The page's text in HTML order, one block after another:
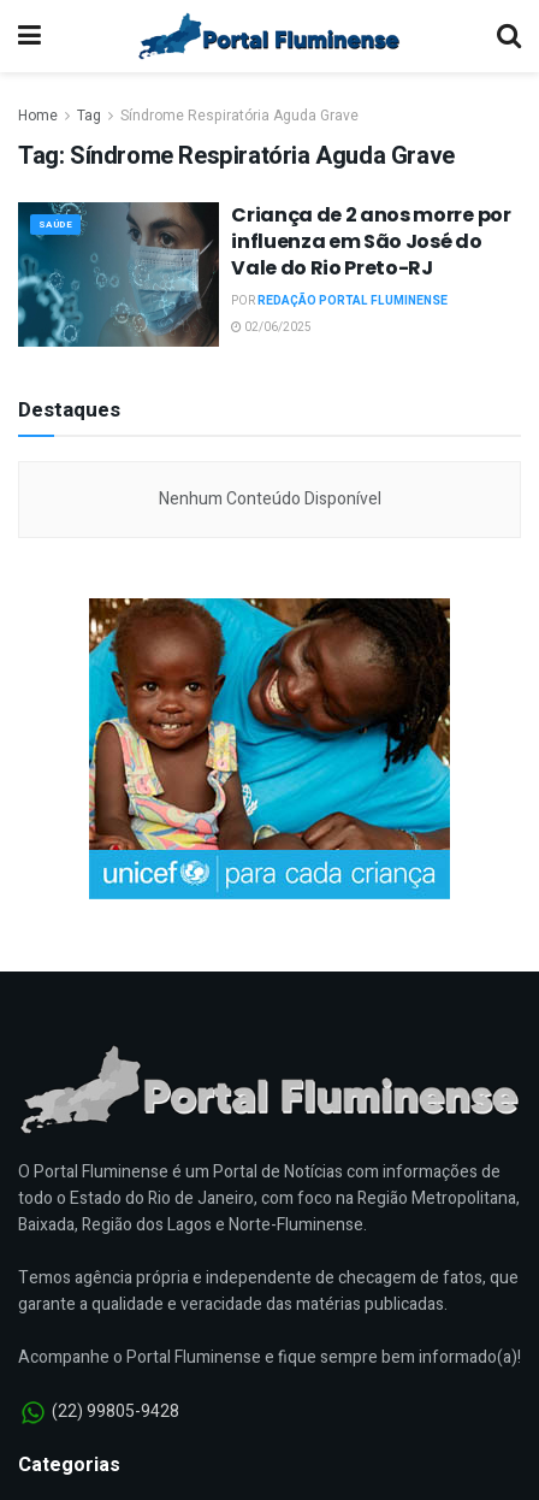
Home Tag Síndrome Respiratória Aguda Grave
Tag: Síndrome Respiratória Aguda Grave
SAÚDE
Criança de 2 anos morre por
influenza em São José do
Vale do Rio Preto-RJ
PORREDAÇÃO PORTAL FLUMINENSE
02/06/2025
Destaques
Nenhum Conteúdo Disponível
O Portal Fluminense é um Portal de Notícias com informações de
todo o Estado do Rio de Janeiro, com foco na Região Metropolitana,
Baixada, Região dos Lagos e Norte-Fluminense.
Temos agência própria e independente de checagem de fatos, que
garante a qualidade e veracidade das matérias publicadas.
Acompanhe o Portal Fluminense e fique sempre bem informado(a)!
(22) 99805-9428
Categorias